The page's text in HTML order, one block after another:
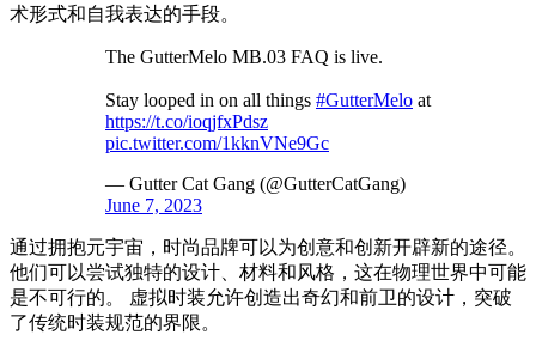
术形式和自我表达的手段。
The GutterMelo MB.03 FAQ is live.
Stay looped in on all things #GutterMelo at
https://t.co/ioqjfxPdsz
pic.twitter.com/1kknVNe9Gc
— Gutter Cat Gang (@GutterCatGang)
June 7, 2023
通过拥抱元宇宙，时尚品牌可以为创意和创新开辟新的途径。
他们可以尝试独特的设计、材料和风格，这在物理世界中可能
是不可行的。 虚拟时装允许创造出奇幻和前卫的设计，突破
了传统时装规范的界限。